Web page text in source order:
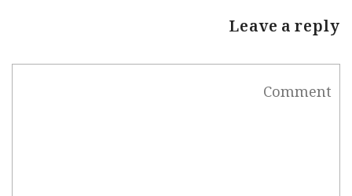
Leave a reply